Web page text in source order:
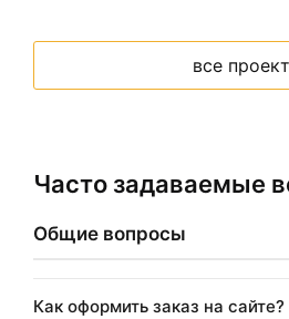
все
Часто задаваемые
Общие вопросы
Как оформить заказ на сайте?